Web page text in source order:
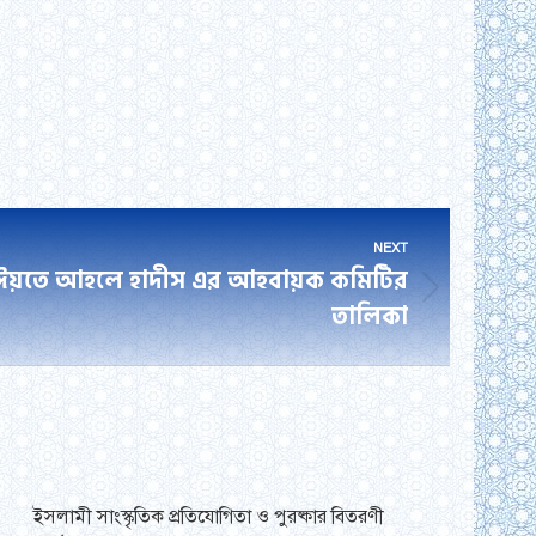
NEXT
আহলে হাদীস এর আহবায়ক কমিটির
তালিকা
ইসলামী সাংস্কৃতিক প্রতিযোগিতা ও পুরষ্কার বিতরণী